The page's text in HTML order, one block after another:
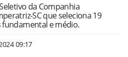
da Companhia
SC que seleciona 19
fundamental e médio.
09:17